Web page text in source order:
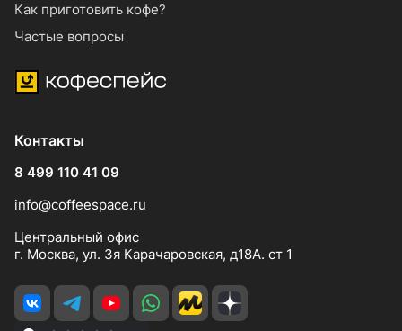
Как приготовить кофе?
Частые вопросы
Контакты
8 499 110 41 09
info@coffeespace.ru
Центральный офис
г. Москва, ул. 3я Карачаровская, д18А. ст 1